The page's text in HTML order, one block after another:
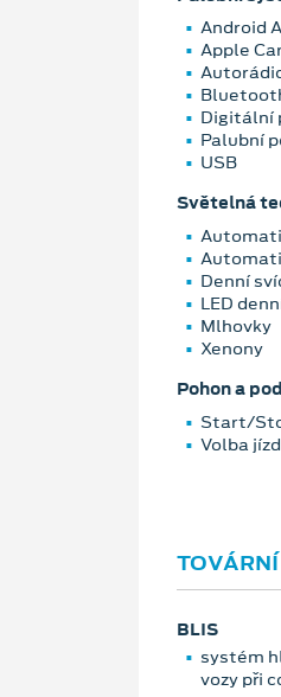
Android
Apple
Digitální
Palubní
USB
Světelná
Denní
LED
Mlhovky
Xenony
Pohon a
Start/
Volba
BLIS
systém
vozy při